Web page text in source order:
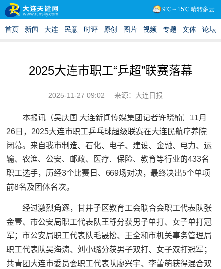
2025大连市职工“乒超”联赛落幕
2025-11-27 09:02 来源：大连日报
本报讯（吴庆国 大连新闻传媒集团记者许晓楠）11月
26日，2025大连市职工乒乓球超级联赛在大连民航疗养院
闭幕。来自我市制造、石化、电子、建设、金融、电力、运
输、农渔、公安、邮政、医疗、保险、教育等行业的433名
职工选手，历经3个比赛日、669场对决，最终决出5个单项
前8名及团体名次。
经过激烈角逐，甘井子区教育工会联合会职工代表队张
金壹、市公安局职工代表队王舒分获男子单打、女子单打冠
军；市公安局职工代表队毛晟松、王全和市机关事务管理局
职工代表队吴海涛、刘小璐分获男子双打、女子双打冠军；
共青团大连市委员会职工代表队廖兴宇、李蕾萌获得混合双